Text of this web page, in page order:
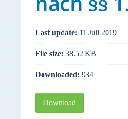
Last update: 11 Juli 2019
File size: 38.52 KB
Downloaded: 934
Download